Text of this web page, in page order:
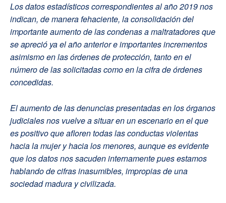
Los datos estadísticos correspondientes al año 2019 nos
indican, de manera fehaciente, la consolidación del
importante aumento de las condenas a maltratadores que
se apreció ya el año anterior e importantes incrementos
asimismo en las órdenes de protección, tanto en el
número de las solicitadas como en la cifra de órdenes
concedidas.
El aumento de las denuncias presentadas en los órganos
judiciales nos vuelve a situar en un escenario en el que
es positivo que afloren todas las conductas violentas
hacia la mujer y hacia los menores, aunque es evidente
que los datos nos sacuden internamente pues estamos
hablando de cifras inasumibles, impropias de una
sociedad madura y civilizada.